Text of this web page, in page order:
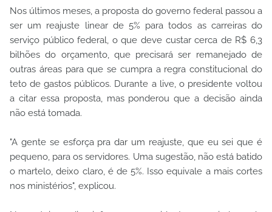
Nos últimos meses, a proposta do governo federal passou a
ser um reajuste linear de 5% para todos as carreiras do
serviço público federal, o que deve custar cerca de R$ 6,3
bilhões do orçamento, que precisará ser remanejado de
outras áreas para que se cumpra a regra constitucional do
teto de gastos públicos. Durante a live, o presidente voltou
a citar essa proposta, mas ponderou que a decisão ainda
não está tomada.
"A gente se esforça pra dar um reajuste, que eu sei que é
pequeno, para os servidores. Uma sugestão, não está batido
o martelo, deixo claro, é de 5%. Isso equivale a mais cortes
nos ministérios", explicou.